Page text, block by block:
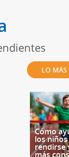
LO MÁS
Cómo
los
rendirse
más